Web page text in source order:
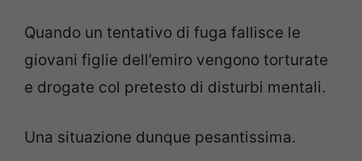
Quando un tentativo di fuga fallisce le
giovani figlie dell’emiro vengono torturate
e drogate col pretesto di disturbi mentali.
Una situazione dunque pesantissima.